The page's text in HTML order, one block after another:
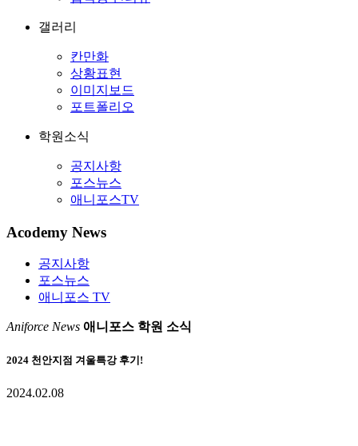
갤러리
칸만화
상황표현
이미지보드
포트폴리오
학원소식
공지사항
포스뉴스
애니포스TV
Acodemy News
공지사항
포스뉴스
애니포스 TV
Aniforce News 애니포스 학원 소식
2024 천안지점 겨울특강 후기!
2024.02.08